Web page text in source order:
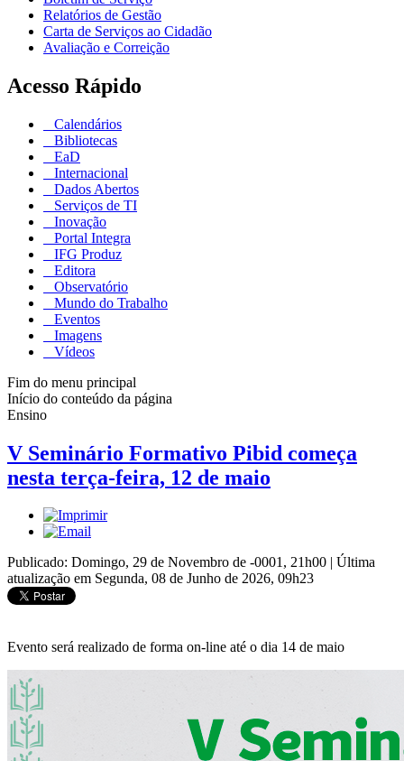
Relatórios de Gestão
Carta de Serviços ao Cidadão
Avaliação e Correição
Acesso Rápido
Calendários
Bibliotecas
EaD
Internacional
Dados Abertos
Serviços de TI
Inovação
Portal Integra
IFG Produz
Editora
Observatório
Mundo do Trabalho
Eventos
Imagens
Vídeos
Fim do menu principal
Início do conteúdo da página
Ensino
V Seminário Formativo Pibid começa
nesta terça-feira, 12 de maio
Publicado: Domingo, 29 de Novembro de -0001, 21h00 | Última
atualização em Segunda, 08 de Junho de 2026, 09h23
Evento será realizado de forma on-line até o dia 14 de maio